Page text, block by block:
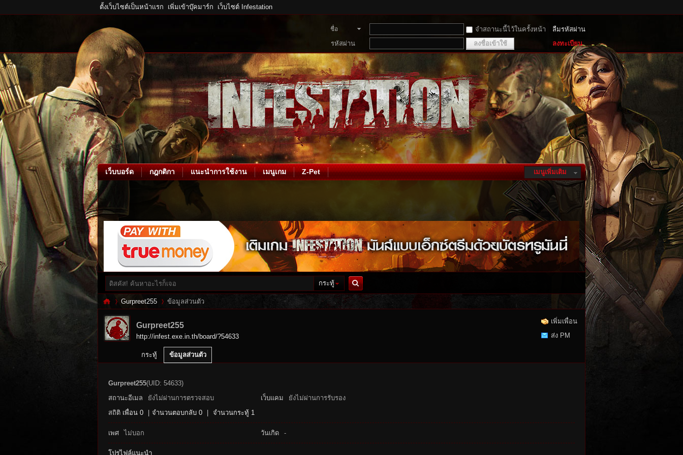
ตั้งเว็บไซต์เป็นหน้าแรก เพิ่มเข้าบุ๊คมาร์ก เว็บไซต์ Infestation
ชื่อ
สมาชิก
จำสถานะนี้ไว้ในครั้งหน้า
ลืมรหัสผ่าน
รหัสผ่าน
ลงชื่อเข้าใช้ ลงทะเบียน
เมนูเพิ่มเติม
เว็บบอร์ด กฎกติกา แนะนำการใช้งาน เมนูเกม Z-Pet
กระทู้
ค้นหา
Gurpreet255 ข้อมูลส่วนตัว
เพิ่มเพื่อน
ส่ง PM
Gurpreet255
http://infest.exe.in.th/board/?54633
กระทู้ ข้อมูลส่วนตัว
Gurpreet255(UID: 54633)
สถานะอีเมล
ยังไม่ผ่านการตรวจสอบ เว็บแคม
ยังไม่ผ่านการรับรอง
สถิติ เพื่อน 0 จำนวนตอบกลับ 0 จำนวนกระทู้ 1
เพศ ไม่บอก วันเกิด -
โปรไฟล์แนะนำ